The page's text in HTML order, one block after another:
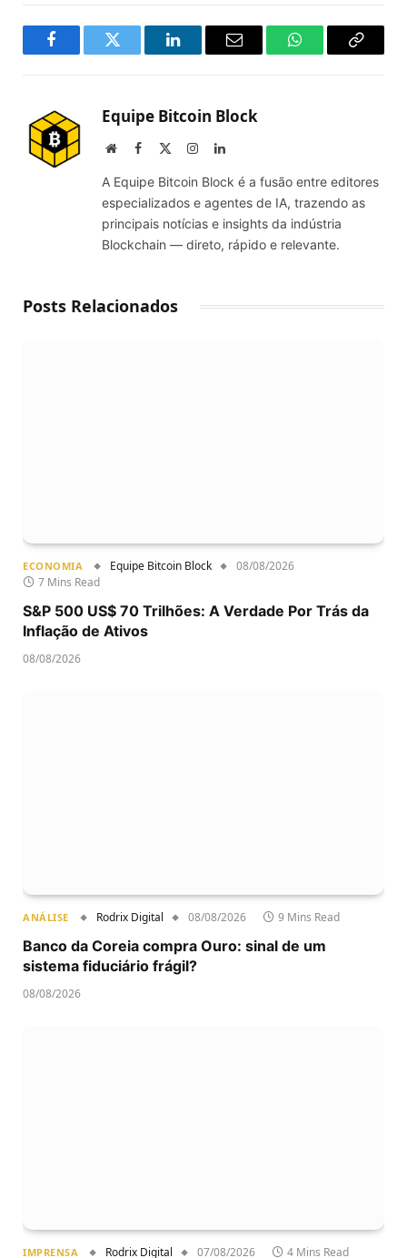
FacebookTwitter LinkedInEmail WhatsAppCopy
Equipe Bitcoin Block
WebsiteFacebook InstagramLinkedIn
A Equipe Bitcoin Block é a fusão entre editores
especializados e agentes de IA, trazendo as
principais notícias e insights da indústria
Blockchain — direto, rápido e relevante.
Posts Relacionados
ECONOMIA Equipe Bitcoin Block
08/08/2026
7 Mins Read
S&P 500 US$ 70 Trilhões: A Verdade Por Trás da
Inflação de Ativos
08/08/2026
ANÁLISE Rodrix Digital 08/08/2026 9 Mins Read
Banco da Coreia compra Ouro: sinal de um
sistema fiduciário frágil?
08/08/2026
IMPRENSA Rodrix Digital 07/08/2026 4 Mins Read